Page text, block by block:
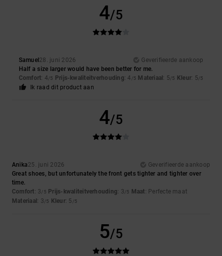
4/5
Samuel 28. juni 2026
Geverifieerde aankoop
Half a size larger would have been better for me.
Comfort: 4/5 Prijs-kwaliteitverhouding: 4 /5 Materiaal : 5/5 Kleur: 5/5
Ik raad dit product aan
4/5
Anika25. juni 2026
Geverifieerde aankoop
Great shoes, but unfortunately the front gets tighter and tighter over
time.
Comfort: 3/5 Prijs-kwaliteitverhouding: 3/5 Maat: Perfecte maat
Materiaal : 3/5 Kleur: 5 /5
5/5